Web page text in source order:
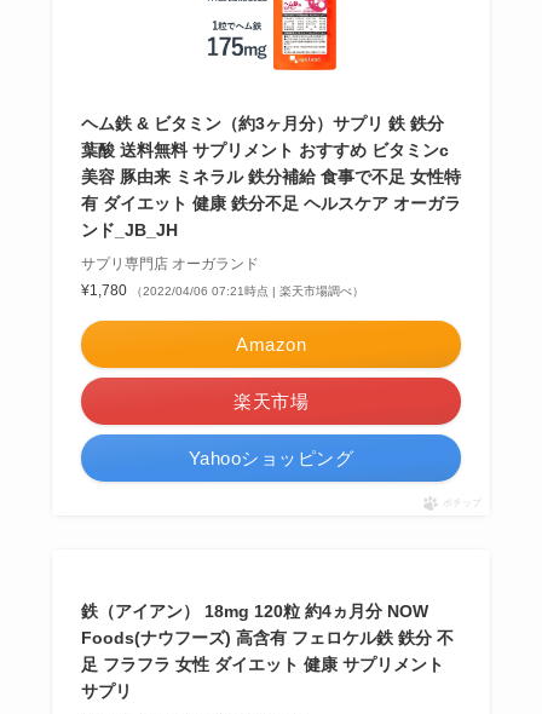
ヘム鉄 & ビタミン（約3ヶ月分）サプリ 鉄 鉄分
葉酸 送料無料 サプリメント おすすめ ビタミンc
美容 豚由来 ミネラル 鉄分補給 食事で不足 女性特
有 ダイエット 健康 鉄分不足 ヘルスケア オーガラ
ンド_JB_JH
サプリ専門店 オーガランド
¥1,780
（2022/04/06 07:21時点 | 楽天市場調べ）
Amazon
楽天市場
Yahooショッピング
ポチップ
鉄（アイアン） 18mg 120粒 約4ヵ月分 NOW
Foods(ナウフーズ) 高含有 フェロケル鉄 鉄分 不
足 フラフラ 女性 ダイエット 健康 サプリメント
サプリ